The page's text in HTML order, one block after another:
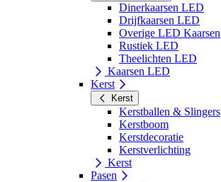
Dinerkaarsen LED
Drijfkaarsen LED
Overige LED Kaarsen
Rustiek LED
Theelichten LED
Kaarsen LED
Kerst
Kerst
Kerstballen & Slingers
Kerstboom
Kerstdecoratie
Kerstverlichting
Kerst
Pasen